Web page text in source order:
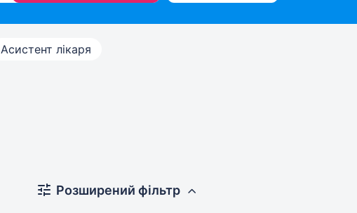
Асистент лікаря
Розширений фільтр